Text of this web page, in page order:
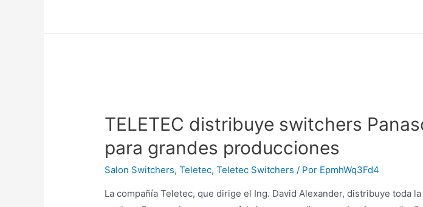
TELETEC distribuye switchers
para grandes producciones
Salon Switchers,Teletec,Teletec Switchers / Por EpmhWq3Fd4
La compañía Teletec, que dirige el Ing. David Alexander, distribuye toda